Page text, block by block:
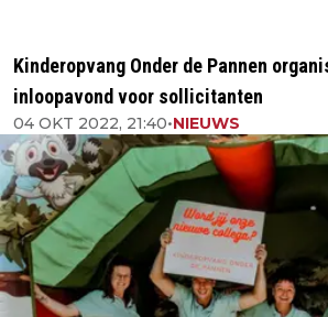
Kinderopvang Onder de Pannen
inloopavond voor sollicitanten
04 OKT 2022, 21:40•NIEUWS